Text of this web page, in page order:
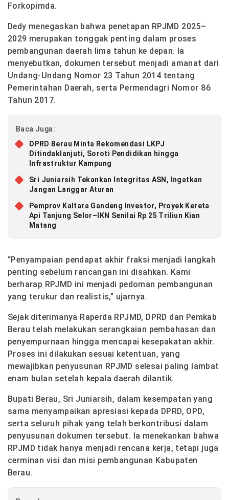
Forkopimda.
Dedy menegaskan bahwa penetapan RPJMD 2025–
2029 merupakan tonggak penting dalam proses
pembangunan daerah lima tahun ke depan. Ia
menyebutkan, dokumen tersebut menjadi amanat dari
Undang-Undang Nomor 23 Tahun 2014 tentang
Pemerintahan Daerah, serta Permendagri Nomor 86
Tahun 2017.
Baca Juga:
DPRD Berau Minta Rekomendasi LKPJ
Ditindaklanjuti, Soroti Pendidikan hingga
Infrastruktur Kampung
Sri Juniarsih Tekankan Integritas ASN, Ingatkan
Jangan Langgar Aturan
Pemprov Kaltara Gandeng Investor, Proyek Kereta
Api Tanjung Selor–IKN Senilai Rp 25 Triliun Kian
Matang
“Penyampaian pendapat akhir fraksi menjadi langkah
penting sebelum rancangan ini disahkan. Kami
berharap RPJMD ini menjadi pedoman pembangunan
yang terukur dan realistis,” ujarnya.
Sejak diterimanya Raperda RPJMD, DPRD dan Pemkab
Berau telah melakukan serangkaian pembahasan dan
penyempurnaan hingga mencapai kesepakatan akhir.
Proses ini dilakukan sesuai ketentuan, yang
mewajibkan penyusunan RPJMD selesai paling lambat
enam bulan setelah kepala daerah dilantik.
Bupati Berau, Sri Juniarsih, dalam kesempatan yang
sama menyampaikan apresiasi kepada DPRD, OPD,
serta seluruh pihak yang telah berkontribusi dalam
penyusunan dokumen tersebut. Ia menekankan bahwa
RPJMD tidak hanya menjadi rencana kerja, tetapi juga
cerminan visi dan misi pembangunan Kabupaten
Berau.